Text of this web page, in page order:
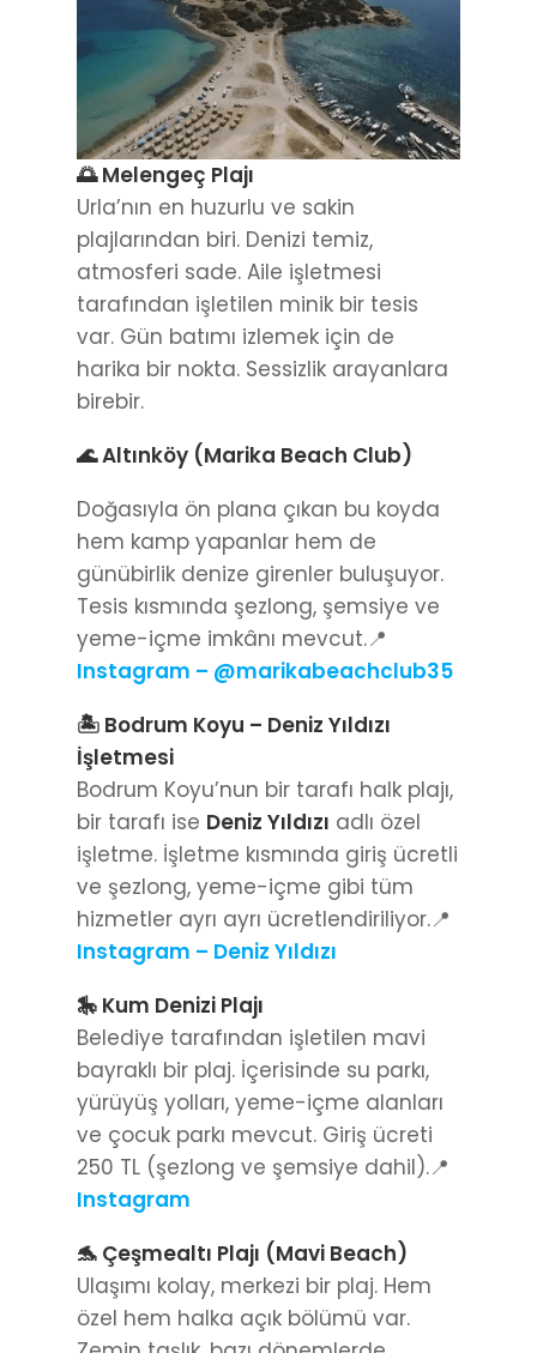
🌅 Melengeç Plajı
Urla’nın en huzurlu ve sakin
plajlarından biri. Denizi temiz,
atmosferi sade. Aile işletmesi
tarafından işletilen minik bir tesis
var. Gün batımı izlemek için de
harika bir nokta. Sessizlik arayanlara
birebir.
🌊 Altınköy (Marika Beach Club)
Doğasıyla ön plana çıkan bu koyda
hem kamp yapanlar hem de
günübirlik denize girenler buluşuyor.
Tesis kısmında şezlong, şemsiye ve
yeme-içme imkânı mevcut.📍
Instagram – @marikabeachclub35
🏝 Bodrum Koyu – Deniz Yıldızı
İşletmesi
Bodrum Koyu’nun bir tarafı halk plajı,
bir tarafı ise Deniz Yıldızı adlı özel
işletme. İşletme kısmında giriş ücretli
ve şezlong, yeme-içme gibi tüm
hizmetler ayrı ayrı ücretlendiriliyor.📍
Instagram – Deniz Yıldızı
🎠 Kum Denizi Plajı
Belediye tarafından işletilen mavi
bayraklı bir plaj. İçerisinde su parkı,
yürüyüş yolları, yeme-içme alanları
ve çocuk parkı mevcut. Giriş ücreti
250 TL (şezlong ve şemsiye dahil).📍
Instagram
🐬 Çeşmealtı Plajı (Mavi Beach)
Ulaşımı kolay, merkezi bir plaj. Hem
özel hem halka açık bölümü var.